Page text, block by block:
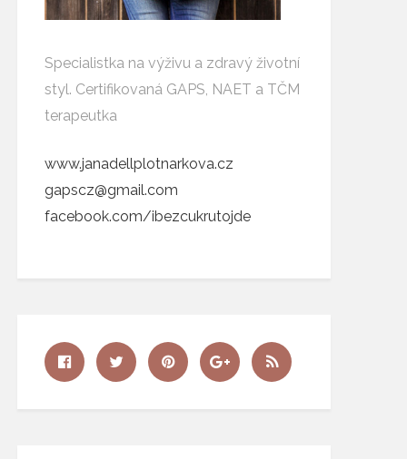
Specialistka na výživu a zdravý životní
styl. Certifikovaná GAPS, NAET a TČM
terapeutka
www.janadellplotnarkova.cz
gapscz@gmail.com
facebook.com/ibezcukrutojde